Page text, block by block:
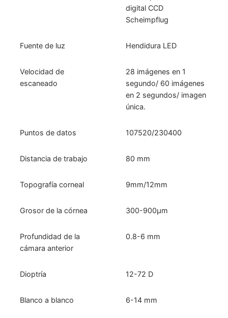
digital CCD
Scheimpflug
Fuente de luz Hendidura LED
Velocidad de
escaneado
28 imágenes en 1
segundo/ 60 imágenes
en 2 segundos/ imagen
única.
Puntos de datos 107520/230400
Distancia de trabajo 80 mm
Topografía corneal 9mm/12mm
Grosor de la córnea 300-900μm
Profundidad de la
cámara anterior
0.8-6 mm
Dioptría 12-72 D
Blanco a blanco 6-14 mm